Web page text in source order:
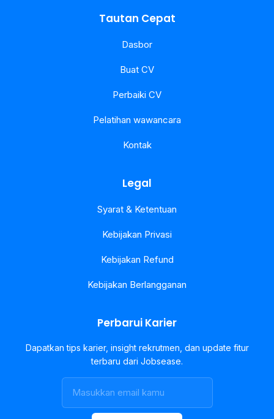
Tautan Cepat
Dasbor
Buat CV
Perbaiki CV
Pelatihan wawancara
Kontak
Legal
Syarat & Ketentuan
Kebijakan Privasi
Kebijakan Refund
Kebijakan Berlangganan
Perbarui Karier
Dapatkan tips karier, insight rekrutmen, dan update fitur
terbaru dari Jobsease.